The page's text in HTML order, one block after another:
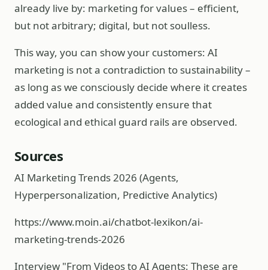
already live by: marketing for values – efficient,
but not arbitrary; digital, but not soulless.
This way, you can show your customers: AI
marketing is not a contradiction to sustainability –
as long as we consciously decide where it creates
added value and consistently ensure that
ecological and ethical guard rails are observed.
Sources
AI Marketing Trends 2026 (Agents,
Hyperpersonalization, Predictive Analytics)
https://www.moin.ai/chatbot-lexikon/ai-
marketing-trends-2026
Interview "From Videos to AI Agents: These are